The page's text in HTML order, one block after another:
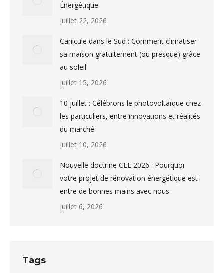
Énergétique
juillet 22, 2026
Canicule dans le Sud : Comment climatiser
sa maison gratuitement (ou presque) grâce
au soleil
juillet 15, 2026
10 juillet : Célébrons le photovoltaïque chez
les particuliers, entre innovations et réalités
du marché
juillet 10, 2026
Nouvelle doctrine CEE 2026 : Pourquoi
votre projet de rénovation énergétique est
entre de bonnes mains avec nous.
juillet 6, 2026
Tags